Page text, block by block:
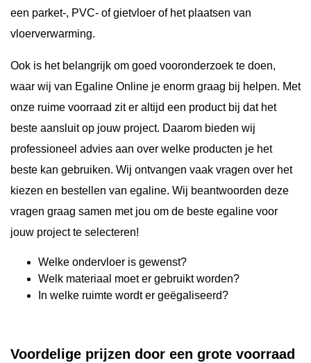
een parket-, PVC- of gietvloer of het plaatsen van
vloerverwarming.
Ook is het belangrijk om goed vooronderzoek te doen,
waar wij van Egaline Online je enorm graag bij helpen. Met
onze ruime voorraad zit er altijd een product bij dat het
beste aansluit op jouw project. Daarom bieden wij
professioneel advies aan over welke producten je het
beste kan gebruiken. Wij ontvangen vaak vragen over het
kiezen en bestellen van egaline. Wij beantwoorden deze
vragen graag samen met jou om de beste egaline voor
jouw project te selecteren!
Welke ondervloer is gewenst?
Welk materiaal moet er gebruikt worden?
In welke ruimte wordt er geëgaliseerd?
Voordelige prijzen door een grote voorraad